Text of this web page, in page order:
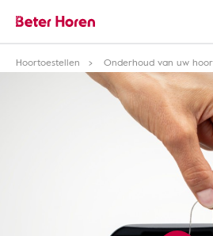
Hoortoestellen
Onderhoud van uw